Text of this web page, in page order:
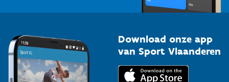
Download onze app
van Sport Vlaanderen